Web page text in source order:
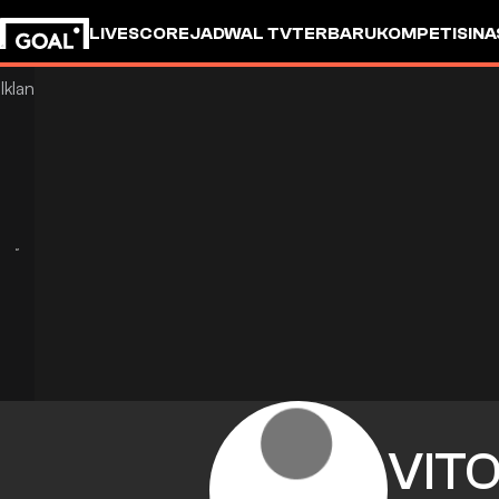
LIVESCOREJADWAL TVTERBARUKOMPETISI